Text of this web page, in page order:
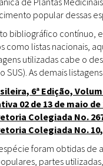
popular dessas
bibliográfico contínuo,
como listas nacionais,
utilizadas cabe o
SUS). As demais
6ª Edição,
02 de 13 de maio de
Colegiada No.
Colegiada No.
foram obtidas de
partes